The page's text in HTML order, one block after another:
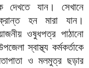
দেখতে যান। সেখানে
হন মারা যান।
ওষুধপত্র পাঠানো
স্বাস্থ্য কর্মকর্তাকে
ও মলমুত্র ছড়ার